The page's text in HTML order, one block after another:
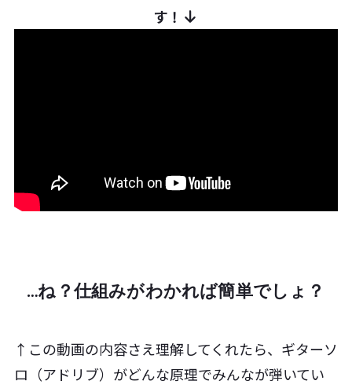
す！
…ね？仕組みがわかれば簡単でしょ？
↑この動画の内容さえ理解してくれたら、ギターソ
ロ（アドリブ）がどんな原理でみんなが弾いてい